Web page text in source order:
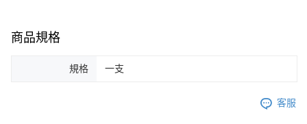
商品規格
規格 一支
客服